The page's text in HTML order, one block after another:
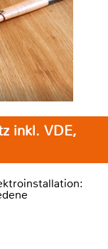
inkl. VDE,